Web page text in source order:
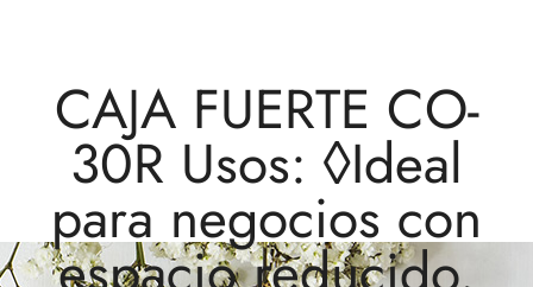
CAJA FUERTE CO-
30R Usos: ◊Ideal
para negocios con